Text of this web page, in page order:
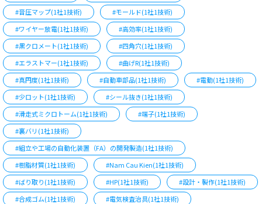
#音圧マップ(1社1技術)
#モールド(1社1技術)
#ワイヤー放電(1社1技術)
#高効率(1社1技術)
#黒クロメート(1社1技術)
#四角穴(1社1技術)
#エラストマー(1社1技術)
#曲げR(1社1技術)
#真円度(1社1技術)
#自動車部品(1社1技術)
#電動(1社1技術)
#少ロット(1社1技術)
#シール抜き(1社1技術)
#滑走式ミクロトーム(1社1技術)
#端子(1社1技術)
#裏バリ(1社1技術)
#組立や工場の自動化装置（FA）の開発製造(1社1技術)
#樹脂材質(1社1技術)
#Nam Cau Kien(1社1技術)
#ばり取り(1社1技術)
#HP(1社1技術)
#設計・製作(1社1技術)
#合成ゴム(1社1技術)
#電気検査治具(1社1技術)